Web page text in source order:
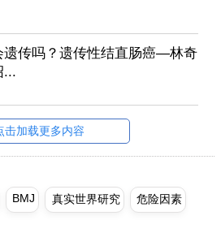
遗传吗？遗传性结直肠癌—林奇
...
击加载更多内容
BMJ 真实世界研究 危险因素